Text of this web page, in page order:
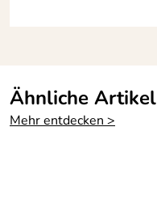
Ähnliche Artikel
Mehr entdecken >